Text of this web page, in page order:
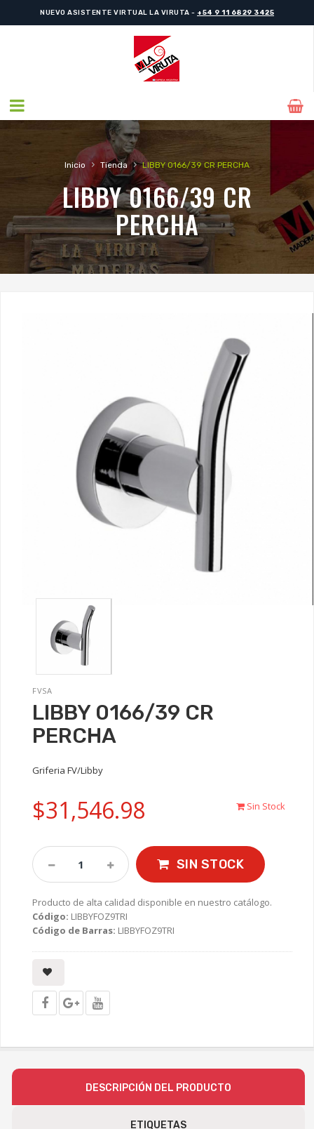
NUEVO ASISTENTE VIRTUAL LA VIRUTA - +54 9 11 6829 3425
Inicio › Tienda › LIBBY 0166/39 CR PERCHA
LIBBY 0166/39 CR
PERCHA
FVSA
LIBBY 0166/39 CR
PERCHA
Griferia FV/Libby
Sin Stock
$31,546.98
SIN STOCK
Producto de alta calidad disponible en nuestro catálogo.
Código: LIBBYFOZ9TRI
Código de Barras: LIBBYFOZ9TRI
DESCRIPCIÓN DEL PRODUCTO
ETIQUETAS